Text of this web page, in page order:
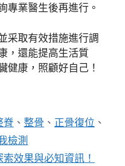
專業醫生後再進行。
采取有效措施進行調
，還能提高生活質
健康，照顧好自己！
脊 、整骨 、 正骨復位 、
檢測
效果與必知資訊！